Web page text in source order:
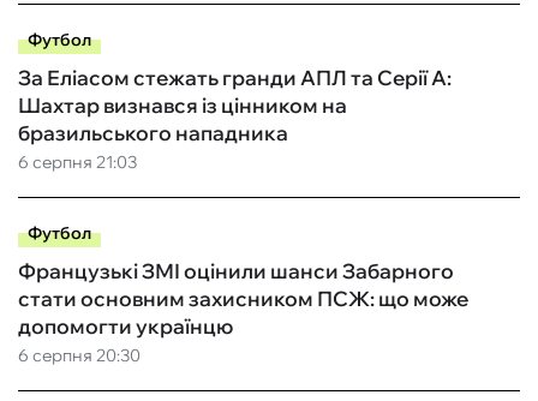
Футбол
6 серпня 21:03
За Еліасом стежать гранди АПЛ та Серії А:
Шахтар визнався із цінником на
бразильського нападника
Футбол
6 серпня 20:30
Французькі ЗМІ оцінили шанси Забарного
стати основним захисником ПСЖ: що може
допомогти українцю